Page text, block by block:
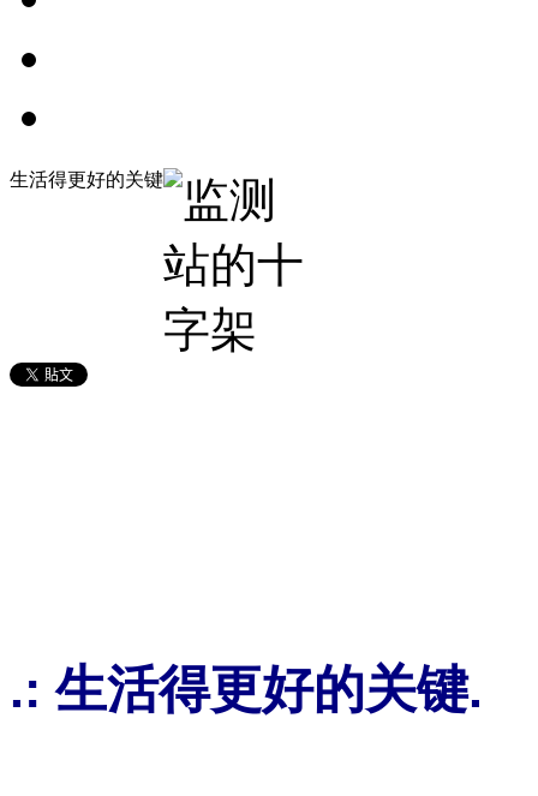
生活得更好的关键
.: 生活得更好的关键.